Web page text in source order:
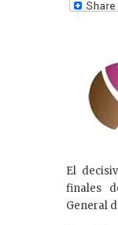
El
finales
General